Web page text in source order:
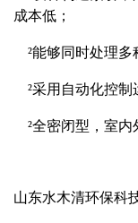
成本低；
²能够同时处理多
²采用自动化控制
²全密闭型，室内
山东水木清环保科